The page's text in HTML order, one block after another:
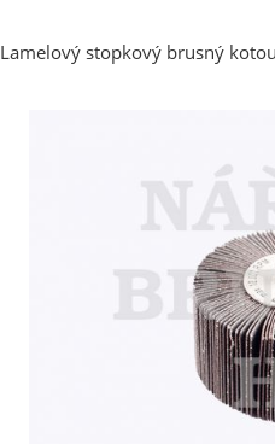
Lamelový stopkový brusný